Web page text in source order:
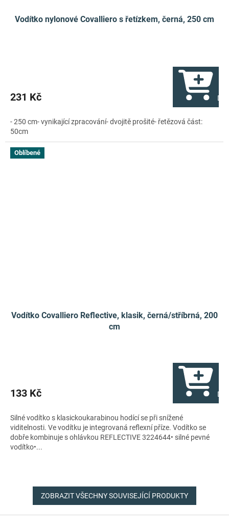
Vodítko nylonové Covalliero s řetízkem, černá, 250 cm
231 Kč Do
- 250 cm- vynikající zpracování- dvojitě prošité- řetězová část:
50cm
Oblíbené
Vodítko Covalliero Reflective, klasik, černá/stříbrná, 200
cm
133 Kč Do
Silné vodítko s klasickoukarabinou hodící se při snížené
viditelnosti. Ve vodítku je integrovaná reflexní příze. Vodítko se
dobře kombinuje s ohlávkou REFLECTIVE 3224644• silné pevné
vodítko•...
ZOBRAZIT VŠECHNY SOUVISEJÍCÍ PRODUKTY